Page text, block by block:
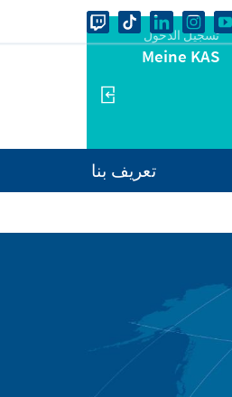
تسجيل الدخول
Meine KAS
تعريف بنا